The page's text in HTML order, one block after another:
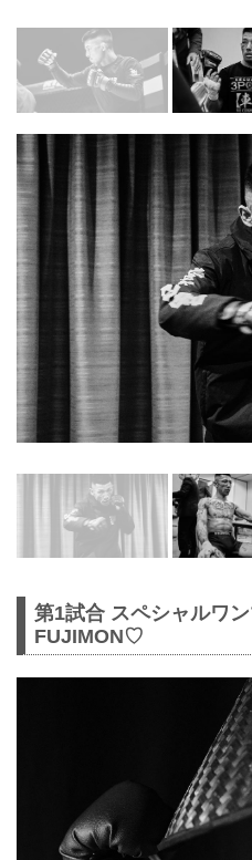
第1試合 スペシャルワ
FUJIMON♡